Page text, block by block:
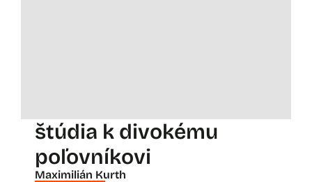
štúdia k divokému
poľovníkovi
Maximilián Kurth